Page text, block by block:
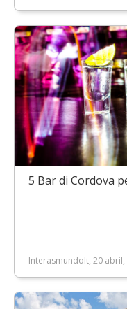
5 Bar di Cordova
InterasmundoIt, 20 abril,